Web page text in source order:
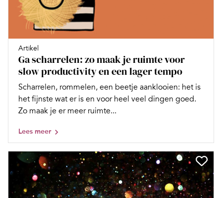
Artikel
Ga scharrelen: zo maak je ruimte voor
slow productivity en een lager tempo
Scharrelen, rommelen, een beetje aanklooien: het is
het fijnste wat er is en voor heel veel dingen goed.
Zo maak je er meer ruimte...
Lees meer